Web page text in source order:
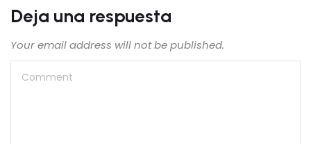
Deja una respuesta
Your email address will not be published.